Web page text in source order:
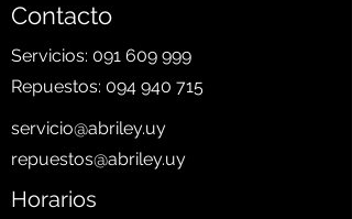
Contacto
Servicios: 091 609 999
Repuestos: 094 940 715
servicio@abriley.uy
repuestos@abriley.uy
Horarios